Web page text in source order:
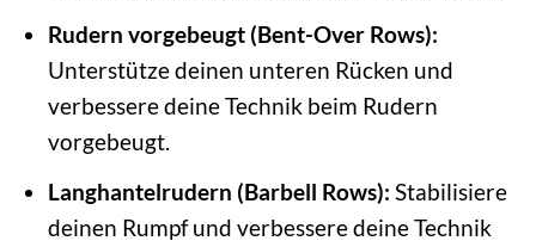
Rudern vorgebeugt (Bent-Over Rows):
Unterstütze deinen unteren Rücken und
verbessere deine Technik beim Rudern
vorgebeugt.
Langhantelrudern (Barbell Rows): Stabilisiere
deinen Rumpf und verbessere deine Technik